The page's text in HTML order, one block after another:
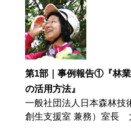
第1部｜事例報告①『林
の活用方法』
一般社団法人日本森林技
創生支援室 兼務）室長